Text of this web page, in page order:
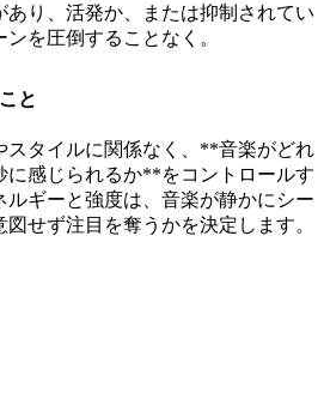
り、活発か、または抑制されてい
を圧倒することなく。
と
スタイルに関係なく、**音楽がどれ
に感じられるか**をコントロールす
ルギーと強度は、音楽が静かにシー
せず注目を奪うかを決定します。